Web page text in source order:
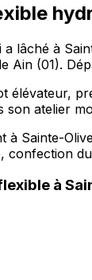
lâché à
Ain (01).
élévateur,
son atelier
à Sainte-
confection
à